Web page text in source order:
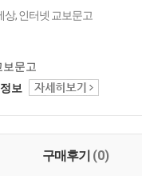
상, 인터넷 교보문고
보문고
보
구매후기 (0)